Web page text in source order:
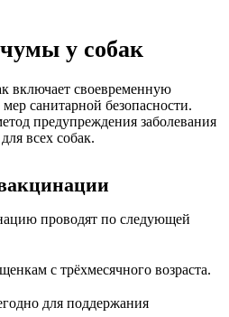
у собак
включает своевременную
санитарной безопасности.
предупреждения заболевания
всех собак.
проводят по следующей
с трёхмесячного возраста.
для поддержания